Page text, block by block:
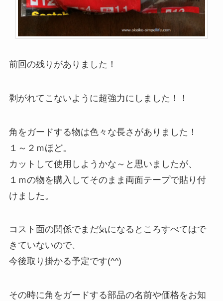
前回の残りがありました！
剥がれてこないように超強力にしました！！
角をガードする物は色々な長さがありました！
１～２ｍほど。
カットして使用しようかな～と思いましたが、
１ｍの物を購入してそのまま両面テープで貼り付
けました。
コスト面の関係でまだ気になるところすべてはで
きていないので、
今後取り掛かる予定です(^^)
その時に角をガードする部品の名前や価格をお知